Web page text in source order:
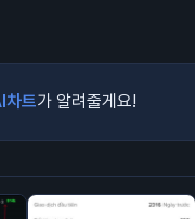
차트가 알려줄게요!